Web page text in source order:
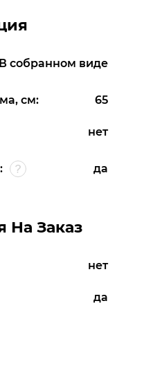
В собранном виде
см: 65
нет
да
На Заказ
нет
да